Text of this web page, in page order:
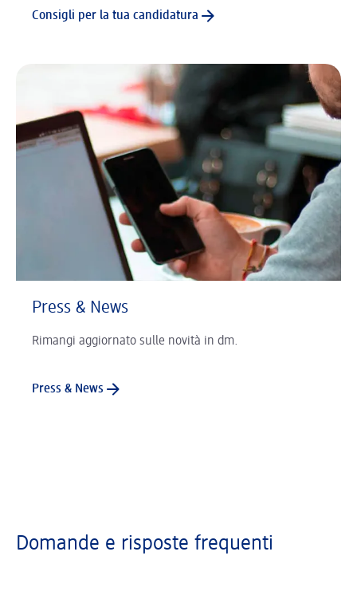
Consigli per la tua candidatura
Press & News
Rimangi aggiornato sulle novità in dm.
Press & News
Domande e risposte frequenti